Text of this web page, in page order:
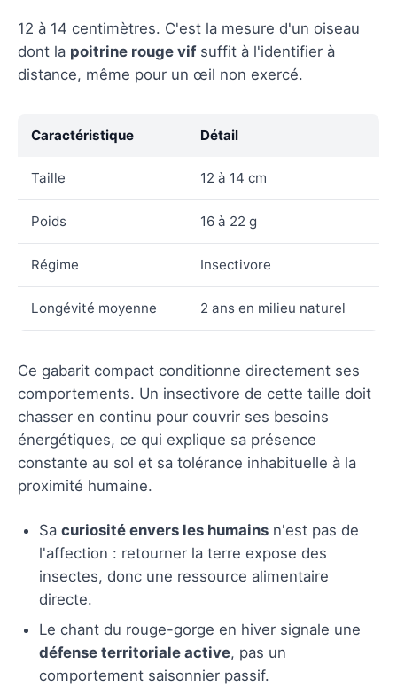
12 à 14 centimètres. C'est la mesure d'un oiseau
dont la poitrine rouge vifsuffit à l'identifier à
distance, même pour un œil non exercé.
Caractéristique Détail
Taille 12 à 14 cm
Poids 16 à 22 g
Régime Insectivore
Longévité moyenne 2 ans en milieu naturel
Ce gabarit compact conditionne directement ses
comportements. Un insectivore de cette taille doit
chasser en continu pour couvrir ses besoins
énergétiques, ce qui explique sa présence
constante au sol et sa tolérance inhabituelle à la
proximité humaine.
Sa curiosité envers les humains n'est pas de
l'affection : retourner la terre expose des
insectes, donc une ressource alimentaire
directe.
Le chant du rouge-gorge en hiver signale une
défense territoriale active, pas un
comportement saisonnier passif.